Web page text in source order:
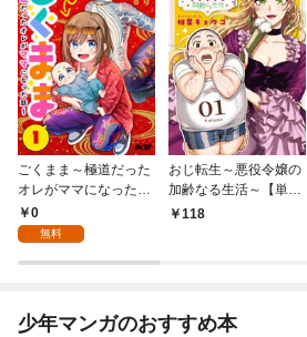
ごくまま～極道だった
オレがママになった話
～【単話】（１）
0
無料
おじ転生～悪役令嬢の
加齢なる生活～【単
話】（１）
118
少年マンガのおすすめ本